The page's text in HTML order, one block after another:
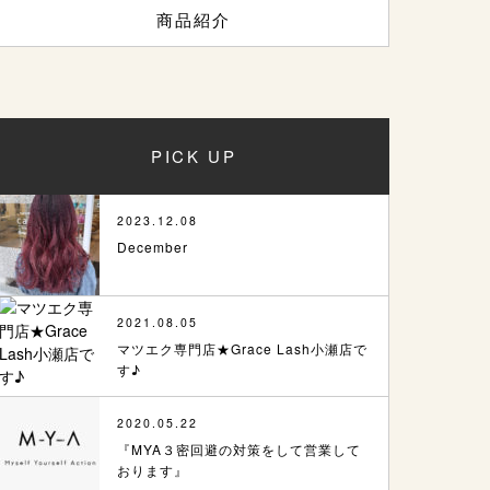
商品紹介
PICK UP
2023.12.08
December
2021.08.05
マツエク専門店★Grace Lash小瀬店で
す♪
2020.05.22
『MYA３密回避の対策をして営業して
おります』